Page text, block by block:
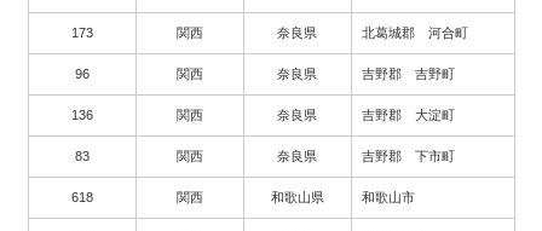
173 関西 奈良県 北葛城郡 河合町
96 関西 奈良県 吉野郡 吉野町
136 関西 奈良県 吉野郡 大淀町
83 関西 奈良県 吉野郡 下市町
618 関西 和歌山県 和歌山市